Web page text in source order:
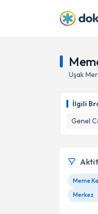
Uşak
İlgili
Genel
Meme
Merkez